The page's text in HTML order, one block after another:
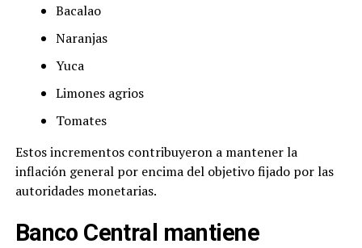
Bacalao
Naranjas
Yuca
Limones agrios
Tomates
Estos incrementos contribuyeron a mantener la
inflación general por encima del objetivo fijado por las
autoridades monetarias.
Banco Central mantiene